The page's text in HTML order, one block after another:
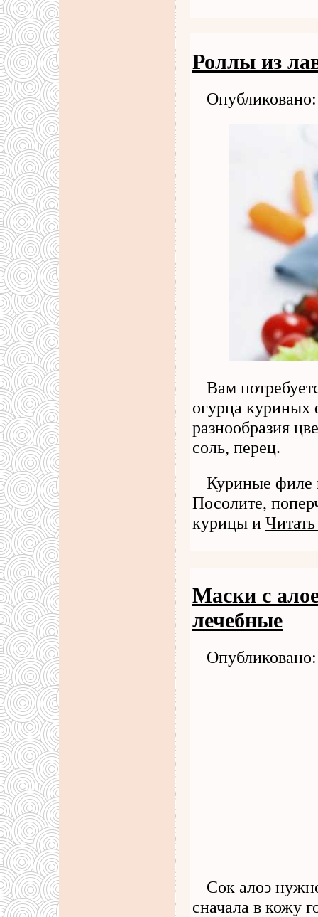
Роллы из
Вам
огурца куриных
разнообразия
соль, перец.
Куриные филе
Посолите,
курицы и
Маски с
лечебные
Сок алоэ
сначала в кожу